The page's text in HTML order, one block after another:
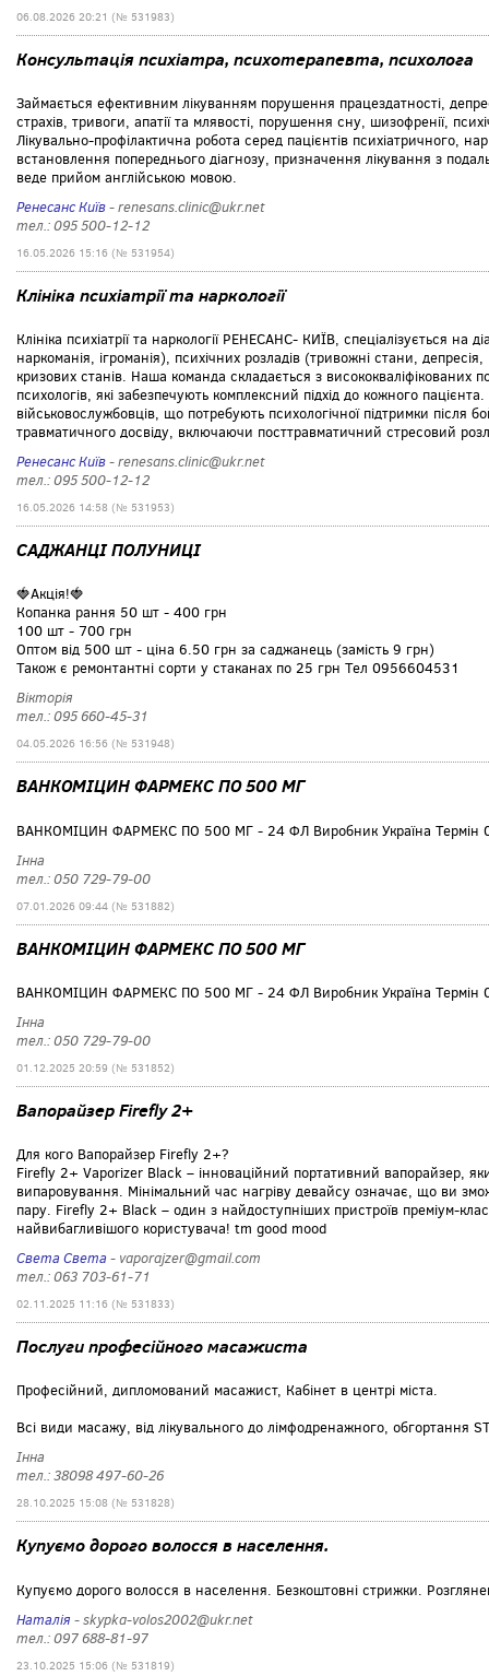
06.08.2026 20:21 (№ 531983)
Консультація психіатра, психотерапевта, психолога
Займається ефективним лікуванням порушення працездатності,
страхів, тривоги, апатії та млявості, порушення сну, шизофренії,
Лікувально-профілактична робота серед пацієнтів психіатричного,
встановлення попереднього діагнозу, призначення лікування з
веде прийом англійською мовою.
Ренесанс Київ- renesans.clinic@ukr.net
тел.: 095 500-12-12
16.05.2026 15:16 (№ 531954)
Клініка психіатрії та наркології
Клініка психіатрії та наркології РЕНЕСАНС- КИЇВ, спеціалізується на
наркоманія, ігроманія), психічних розладів (тривожні стани,
кризових станів. Наша команда складається з висококваліфікованих
психологів, які забезпечують комплексний підхід до кожного
військовослужбовців, що потребують психологічної підтримки після
травматичного досвіду, включаючи посттравматичний стресовий
Ренесанс Київ- renesans.clinic@ukr.net
тел.: 095 500-12-12
16.05.2026 14:58 (№ 531953)
САДЖАНЦІ ПОЛУНИЦІ
🍓Акція!🍓
Копанка рання 50 шт - 400 грн
100 шт - 700 грн
Оптом від 500 шт - ціна 6.50 грн за саджанець (замість 9 грн)
Також є ремонтантні сорти у стаканах по 25 грн Тел 0956604531
Вікторія
тел.: 095 660-45-31
04.05.2026 16:56 (№ 531948)
ВАНКОМІЦИН ФАРМЕКС ПО 500 МГ
ВАНКОМІЦИН ФАРМЕКС ПО 500 МГ - 24 ФЛ Виробник Україна Термін
Інна
тел.: 050 729-79-00
07.01.2026 09:44 (№ 531882)
ВАНКОМІЦИН ФАРМЕКС ПО 500 МГ
ВАНКОМІЦИН ФАРМЕКС ПО 500 МГ - 24 ФЛ Виробник Україна Термін
Інна
тел.: 050 729-79-00
01.12.2025 20:59 (№ 531852)
Вапорайзер Firefly 2+
Для кого Вапорайзер Firefly 2+?
Firefly 2+ Vaporizer Black – інноваційний портативний вапорайзер,
випаровування. Мінімальний час нагріву девайсу означає, що ви
пару. Firefly 2+ Black – один з найдоступніших пристроїв преміум-
найвибагливішого користувача! tm good mood
Света Света - vaporajzer@gmail.com
тел.: 063 703-61-71
02.11.2025 11:16 (№ 531833)
Послуги професійного масажиста
Професійний, дипломований масажист, Кабінет в центрі міста.
Всі види масажу, від лікувального до лімфодренажного, обгортання
Інна
тел.: 38098 497-60-26
28.10.2025 15:08 (№ 531828)
Купуємо дорого волосся в населення.
Купуємо дорого волосся в населення. Безкоштовні стрижки.
Наталія - skypka-volos2002@ukr.net
тел.: 097 688-81-97
23.10.2025 15:06 (№ 531819)